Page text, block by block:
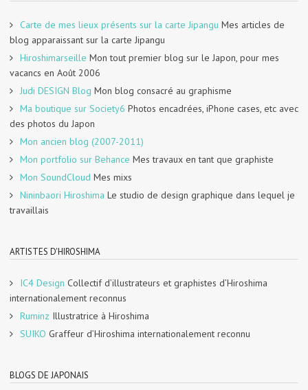
Carte de mes lieux présents sur la carte Jipangu Mes articles de
blog apparaissant sur la carte Jipangu
Hiroshimarseille Mon tout premier blog sur le Japon, pour mes
vacancs en Août 2006
Judi DESIGN Blog Mon blog consacré au graphisme
Ma boutique sur Society6 Photos encadrées, iPhone cases, etc avec
des photos du Japon
Mon ancien blog (2007-2011)
Mon portfolio sur Behance Mes travaux en tant que graphiste
Mon SoundCloud Mes mixs
Nininbaori Hiroshima Le studio de design graphique dans lequel je
travaillais
ARTISTES D'HIROSHIMA
IC4 Design Collectif d’illustrateurs et graphistes d’Hiroshima
internationalement reconnus
Ruminz Illustratrice à Hiroshima
SUIKO Graffeur d’Hiroshima internationalement reconnu
BLOGS DE JAPONAIS